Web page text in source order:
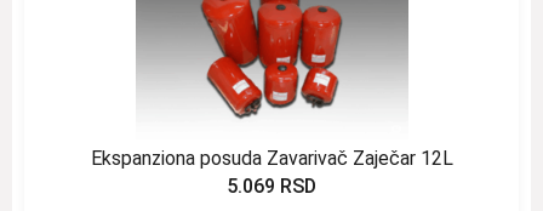
Ekspanziona posuda Zavarivač Zaječar 12L
5.069 RSD